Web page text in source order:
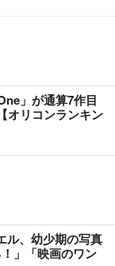
」が通算7作目
オリコンランキン
ル、幼少期の写真
」「映画のワン